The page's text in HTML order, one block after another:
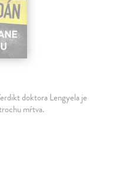
doktora Lengyela je
mŕtva.